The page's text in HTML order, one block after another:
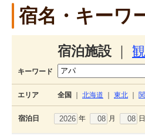
宿名・キーワ
宿泊施設
キーワード
エリア 全国 北海道 東北
宿泊日 年 月 日